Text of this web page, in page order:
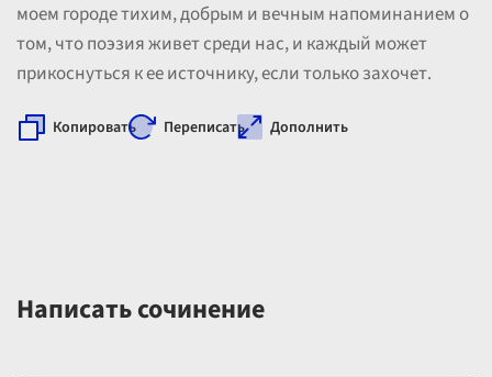
моем городе тихим, добрым и вечным напоминанием о
том, что поэзия живет среди нас, и каждый может
прикоснуться к ее источнику, если только захочет.
Копировать Переписать Дополнить
Написать сочинение